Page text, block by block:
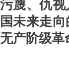
国未来走
无产阶级